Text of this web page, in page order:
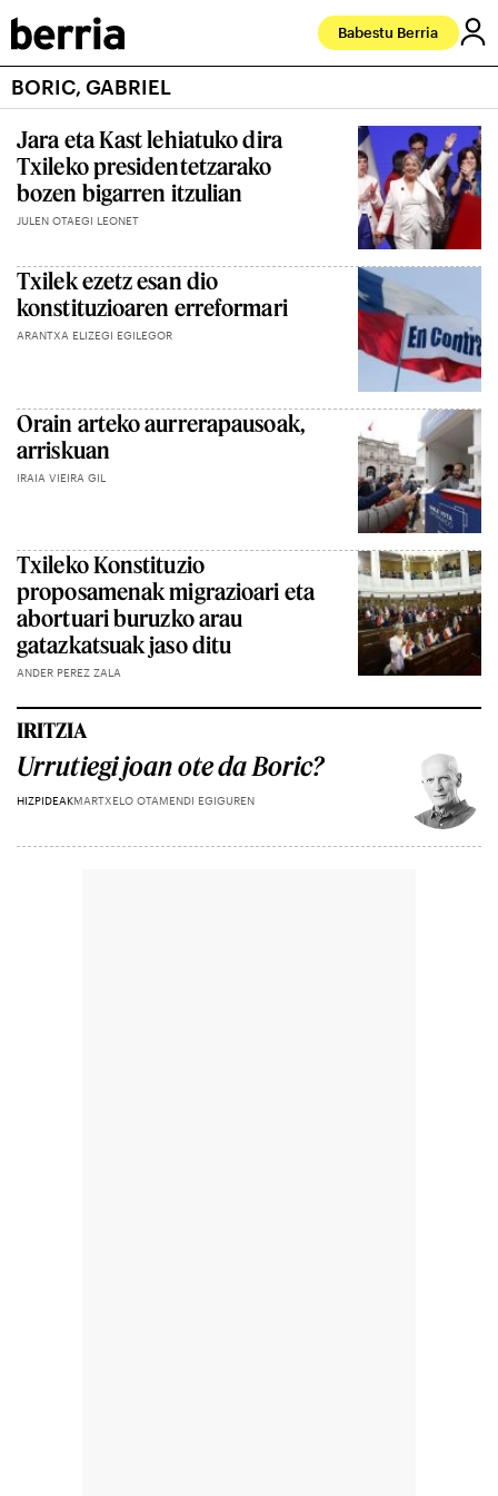
Babestu Berria
BORIC, GABRIEL
Jara eta Kast lehiatuko dira
Txileko presidentetzarako
bozen bigarren itzulian
JULEN OTAEGI LEONET
Txilek ezetz esan dio
konstituzioaren erreformari
ARANTXA ELIZEGI EGILEGOR
Orain arteko aurrerapausoak,
arriskuan
IRAIA VIEIRA GIL
Txileko Konstituzio
proposamenak migrazioari eta
abortuari buruzko arau
gatazkatsuak jaso ditu
ANDER PEREZ ZALA
IRITZIA
Urrutiegi joan ote da Boric?
HIZPIDEAKMARTXELO OTAMENDI EGIGUREN